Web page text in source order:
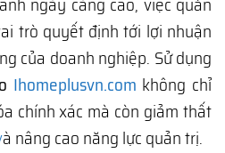
trò quyết định tới lợi nhuận
của doanh nghiệp. Sử dụng
Ihomeplusvn.com không chỉ
chính xác mà còn giảm thất
à nâng cao năng lực quản trị.